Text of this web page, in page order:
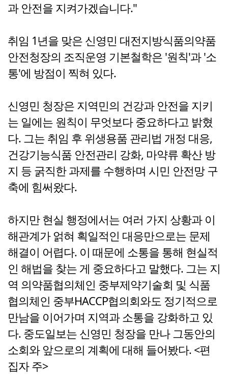
과 안전을 지켜가겠습니다."
취임 1년을 맞은 신영민 대전지방식품의약품
안전청장의 조직운영 기본철학은 '원칙'과 '소
통'에 방점이 찍혀 있다.
신영민 청장은 지역민의 건강과 안전을 지키
는 일에는 원칙이 무엇보다 중요하다고 밝혔
다. 그는 취임 후 위생용품 관리법 개정 대응,
건강기능식품 안전관리 강화, 마약류 확산 방
지 등 굵직한 과제를 수행하며 시민 안전망 구
축에 힘써왔다.
하지만 현실 행정에서는 여러 가지 상황과 이
해관계가 얽혀 획일적인 대응만으로는 문제
해결이 어렵다. 이 때문에 소통을 통해 현실적
인 해법을 찾는 게 중요하다고 말했다. 그는 지
역 의약품협의체인 중부제약기술회 및 식품
협의체인 중부HACCP협의회와도 정기적으로
만남을 이어가며 지역과 소통을 강화하고 있
다. 중도일보는 신영민 청장을 만나 그동안의
소회와 앞으로의 계획에 대해 들어봤다. <편
집자 주>